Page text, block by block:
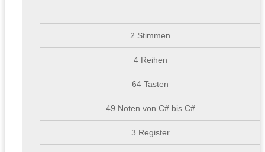
2 Stimmen
4 Reihen
64 Tasten
49 Noten von C# bis C#
3 Register